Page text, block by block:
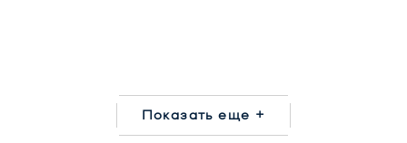
Показать еще +